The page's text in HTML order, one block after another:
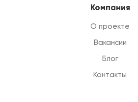
Компания
О проекте
Вакансии
Блог
Контакты